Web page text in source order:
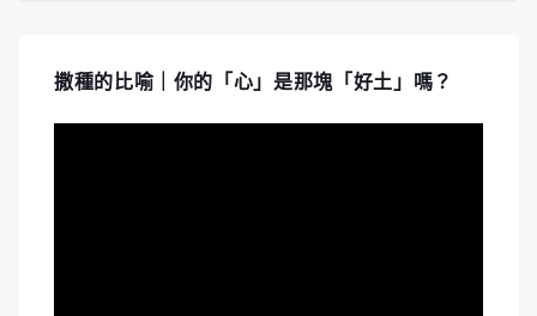
撒種的比喻｜你的「心」是那塊「好土」嗎？